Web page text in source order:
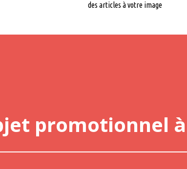
des articles à votre image
promotionnel